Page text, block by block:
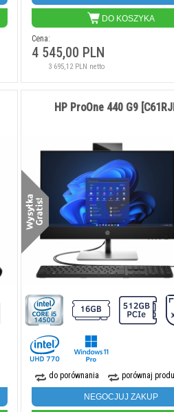
PLN
PLN netto
5
4 105,69 PLN
DO KOSZYKA
Cena:
4 545,00 PLN
3 695,12 PLN netto
do porównania porównaj
NEGOCJUJ ZAKUP
HP ProOne 440 G9